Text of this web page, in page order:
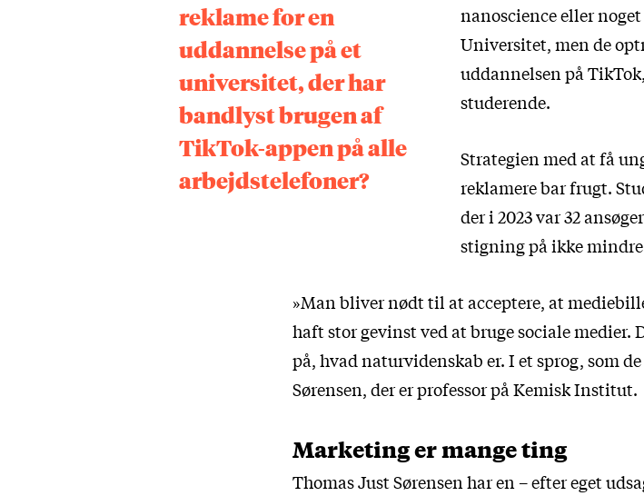
reklame for en
uddannelse på et
universitet, der har
bandlyst brugen af
TikTok-appen på alle
arbejdstelefoner?
nanoscience eller
Universitet, men de
uddannelsen på
studerende.
Strategien med at få
reklamere bar frugt.
der i 2023 var 32
stigning på ikke mindre
»Man bliver nødt til at acceptere, at
haft stor gevinst ved at bruge sociale medier.
på, hvad naturvidenskab er. I et sprog, som
Sørensen, der er professor på Kemisk Institut.
Marketing er mange ting
Thomas Just Sørensen har en – efter eget